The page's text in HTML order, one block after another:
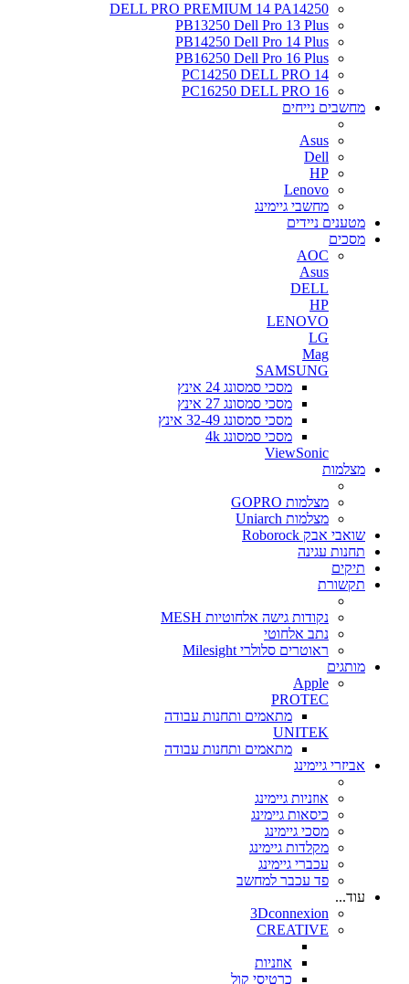
DELL PRO PREMIUM 14 PA14250
PB13250 Dell Pro 13 Plus
PB14250 Dell Pro 14 Plus
PB16250 Dell Pro 16 Plus
PC14250 DELL PRO 14
PC16250 DELL PRO 16
מחשבים נייחים
Asus
Dell
HP
Lenovo
מחשבי גיימינג
מטענים ניידים
מסכים
AOC
Asus
DELL
HP
LENOVO
LG
Mag
SAMSUNG
מסכי סמסונג 24 אינץ
מסכי סמסונג 27 אינץ
מסכי סמסונג 32-49 אינץ
מסכי סמסונג 4k
ViewSonic
מצלמות
מצלמות GOPRO
מצלמות Uniarch
שואבי אבק Roborock
תחנות עגינה
תיקים
תקשורת
נקודות גישה אלחוטיות MESH
נתב אלחוטי
ראוטרים סלולרי Milesight
מותגים
Apple
PROTEC
מתאמים ותחנות עבודה
UNITEK
מתאמים ותחנות עבודה
אביזרי גיימינג
אוזניות גיימינג
כיסאות גיימינג
מסכי גיימינג
מקלדות גיימינג
עכברי גיימינג
פד עכבר למחשב
עוד...
3Dconnexion
CREATIVE
אוזניות
כרטיסי קול